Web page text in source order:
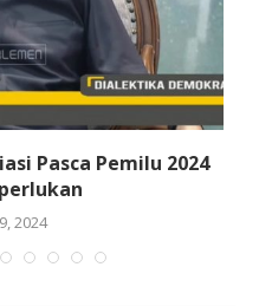
Pasca Pemilu 2024
2024